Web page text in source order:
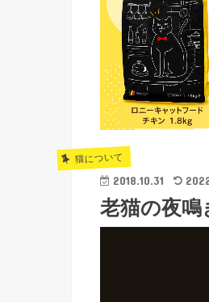
猫について
2018.10.31
老猫の夜鳴